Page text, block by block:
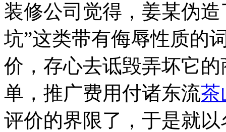
装修公司觉得，姜某伪
坑”这类带有侮辱性质的
价，存心去诋毁弄坏它
单，推广费用付诸东流茶
评价的界限了，于是就